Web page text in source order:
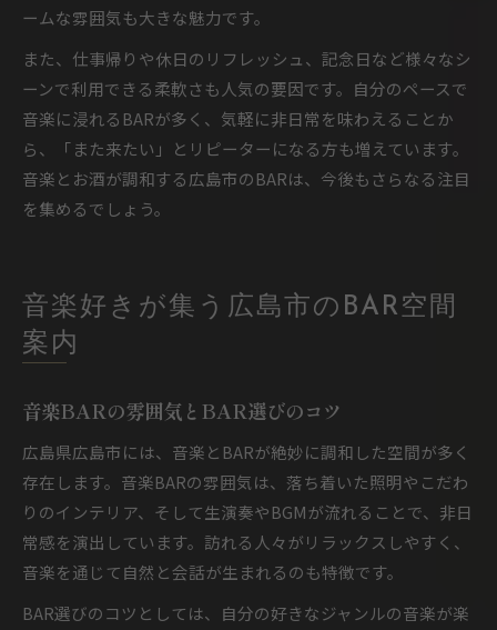
ームな雰囲気も大きな魅力です。
また、仕事帰りや休日のリフレッシュ、記念日など様々なシ
ーンで利用できる柔軟さも人気の要因です。自分のペースで
音楽に浸れるBARが多く、気軽に非日常を味わえることか
ら、「また来たい」とリピーターになる方も増えています。
音楽とお酒が調和する広島市のBARは、今後もさらなる注目
を集めるでしょう。
音楽好きが集う広島市のBAR空間
案内
音楽BARの雰囲気とBAR選びのコツ
広島県広島市には、音楽とBARが絶妙に調和した空間が多く
存在します。音楽BARの雰囲気は、落ち着いた照明やこだわ
りのインテリア、そして生演奏やBGMが流れることで、非日
常感を演出しています。訪れる人々がリラックスしやすく、
音楽を通じて自然と会話が生まれるのも特徴です。
BAR選びのコツとしては、自分の好きなジャンルの音楽が楽